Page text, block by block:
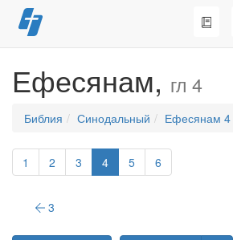
Перейти
к
Ефесянам, гл 4
Библия Синодальный Ефесянам 4
1 2 3 4 5 6
3